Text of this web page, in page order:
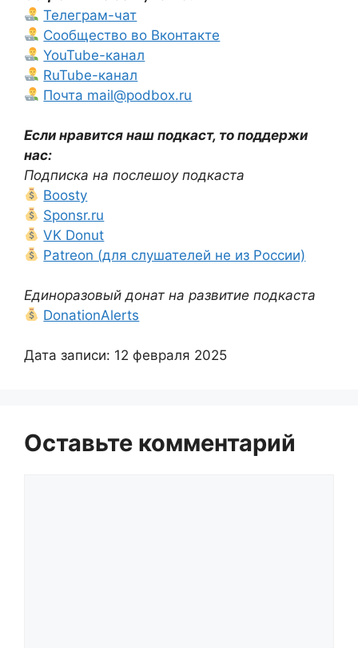
Телеграм-чат
Сообщество во Вконтакте
YouTube-канал
RuTube-канал
Почта mail@podbox.ru
Если нравится наш подкаст, то поддержи
нас:
Подписка на послешоу подкаста
Boosty
Sponsr.ru
VK Donut
Patreon (для слушателей не из России)
Единоразовый донат на развитие подкаста
DonationAlerts
Дата записи: 12 февраля 2025
Оставьте комментарий